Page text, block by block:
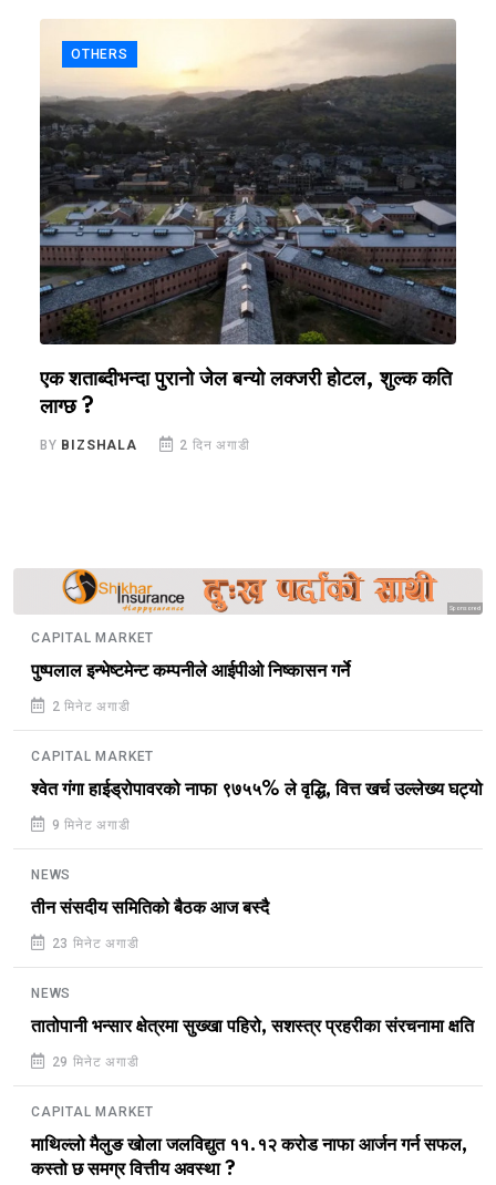
OTHERS
एक शताब्दीभन्दा पुरानो जेल बन्यो लक्जरी होटल, शुल्क कति
लाग्छ ?
BY BIZSHALA 2 दिन अगाडी
Sponsored
CAPITAL MARKET
पुष्पलाल इन्भेष्टमेन्ट कम्पनीले आईपीओ निष्कासन गर्ने
2 मिनेट अगाडी
CAPITAL MARKET
श्वेत गंगा हाईड्रोपावरको नाफा ९७५५% ले वृद्धि, वित्त खर्च उल्लेख्य घट्यो
9 मिनेट अगाडी
NEWS
तीन संसदीय समितिको बैठक आज बस्दै
23 मिनेट अगाडी
NEWS
तातोपानी भन्सार क्षेत्रमा सुख्खा पहिरो, सशस्त्र प्रहरीका संरचनामा क्षति
29 मिनेट अगाडी
CAPITAL MARKET
माथिल्लो मैलुङ खोला जलविद्युत ११.१२ करोड नाफा आर्जन गर्न सफल,
कस्तो छ समग्र वित्तीय अवस्था ?